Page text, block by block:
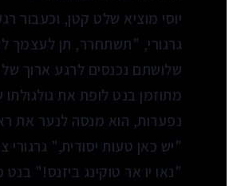
יוסי מוציא שלט קטן, וכעבור
גרגורי, "תשתחרר, תן לעצמך
שלושתם נכנסים לרגע ארוך
מתוזמן בנט לופת את גולגולתו
נפערות, הוא מנסה לנער את
"יש כאן טעות יסודית," גרגורי
"נאו יו אר טוקינג ביזנס!"